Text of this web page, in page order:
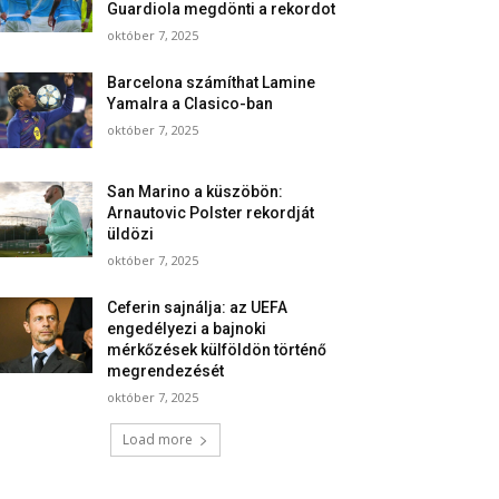
Guardiola megdönti a rekordot
október 7, 2025
Barcelona számíthat Lamine
Yamalra a Clasico-ban
október 7, 2025
San Marino a küszöbön:
Arnautovic Polster rekordját
üldözi
október 7, 2025
Ceferin sajnálja: az UEFA
engedélyezi a bajnoki
mérkőzések külföldön történő
megrendezését
október 7, 2025
Load more